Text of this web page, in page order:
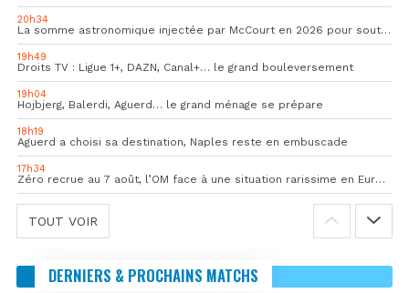
20h34
La somme astronomique injectée par McCourt en 2026 pour soutenir l’OM
19h49
Droits TV : Ligue 1+, DAZN, Canal+… le grand bouleversement
19h04
Hojbjerg, Balerdi, Aguerd… le grand ménage se prépare
18h19
Aguerd a choisi sa destination, Naples reste en embuscade
17h34
Zéro recrue au 7 août, l’OM face à une situation rarissime en Europe
TOUT VOIR
DERNIERS & PROCHAINS MATCHS